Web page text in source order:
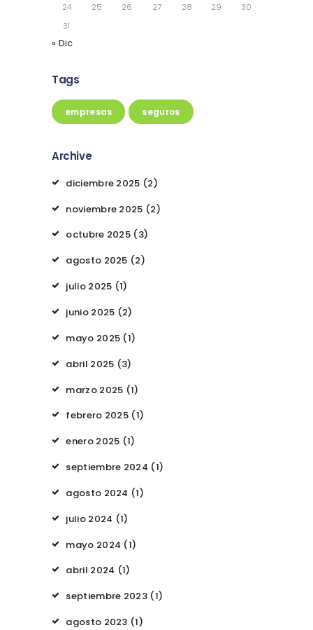
24
25 26 27 28 29
30
31
« Dic
Tags
empresas seguros
Archive
diciembre 2025 (2)
noviembre 2025 (2)
octubre 2025 (3)
agosto 2025 (2)
julio 2025 (1)
junio 2025 (2)
mayo 2025 (1)
abril 2025 (3)
marzo 2025 (1)
febrero 2025 (1)
enero 2025 (1)
septiembre 2024 (1)
agosto 2024 (1)
julio 2024 (1)
mayo 2024 (1)
abril 2024 (1)
septiembre 2023(1)
agosto 2023 (1)